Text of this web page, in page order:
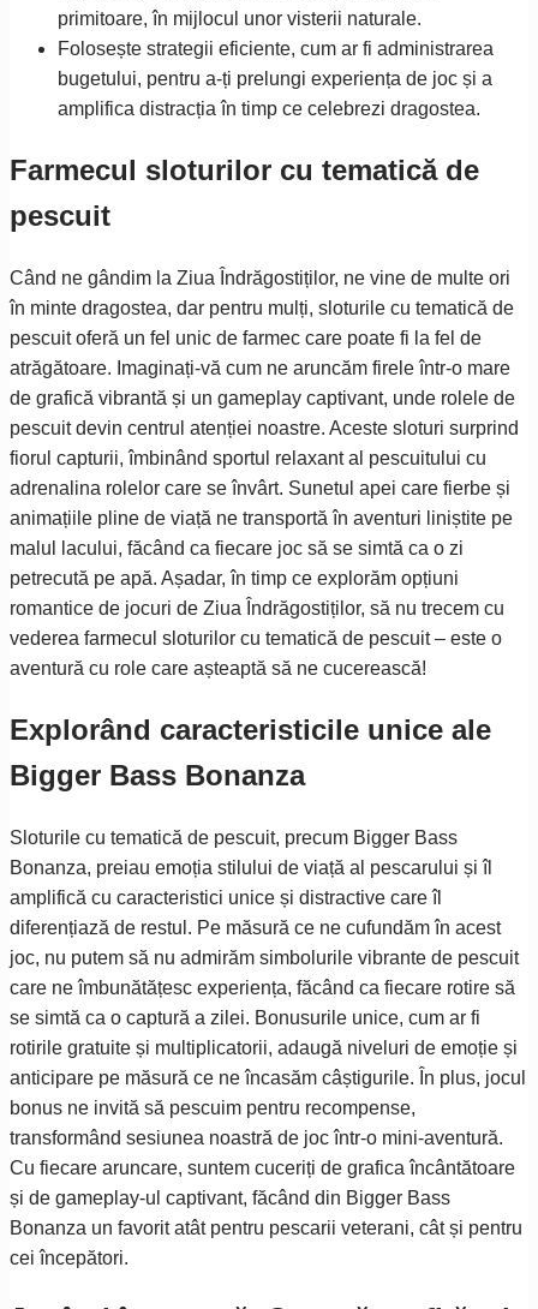
primitoare, în mijlocul unor visterii naturale.
Folosește strategii eficiente, cum ar fi administrarea
bugetului, pentru a-ți prelungi experiența de joc și a
amplifica distracția în timp ce celebrezi dragostea.
Farmecul sloturilor cu tematică de
pescuit
Când ne gândim la Ziua Îndrăgostiților, ne vine de multe ori
în minte dragostea, dar pentru mulți, sloturile cu tematică de
pescuit oferă un fel unic de farmec care poate fi la fel de
atrăgătoare. Imaginați-vă cum ne aruncăm firele într-o mare
de grafică vibrantă și un gameplay captivant, unde rolele de
pescuit devin centrul atenției noastre. Aceste sloturi surprind
fiorul capturii, îmbinând sportul relaxant al pescuitului cu
adrenalina rolelor care se învârt. Sunetul apei care fierbe și
animațiile pline de viață ne transportă în aventuri liniștite pe
malul lacului, făcând ca fiecare joc să se simtă ca o zi
petrecută pe apă. Așadar, în timp ce explorăm opțiuni
romantice de jocuri de Ziua Îndrăgostiților, să nu trecem cu
vederea farmecul sloturilor cu tematică de pescuit – este o
aventură cu role care așteaptă să ne cucerească!
Explorând caracteristicile unice ale
Bigger Bass Bonanza
Sloturile cu tematică de pescuit, precum Bigger Bass
Bonanza, preiau emoția stilului de viață al pescarului și îl
amplifică cu caracteristici unice și distractive care îl
diferențiază de restul. Pe măsură ce ne cufundăm în acest
joc, nu putem să nu admirăm simbolurile vibrante de pescuit
care ne îmbunătățesc experiența, făcând ca fiecare rotire să
se simtă ca o captură a zilei. Bonusurile unice, cum ar fi
rotirile gratuite și multiplicatorii, adaugă niveluri de emoție și
anticipare pe măsură ce ne încasăm câștigurile. În plus, jocul
bonus ne invită să pescuim pentru recompense,
transformând sesiunea noastră de joc într-o mini-aventură.
Cu fiecare aruncare, suntem cuceriți de grafica încântătoare
și de gameplay-ul captivant, făcând din Bigger Bass
Bonanza un favorit atât pentru pescarii veterani, cât și pentru
cei începători.